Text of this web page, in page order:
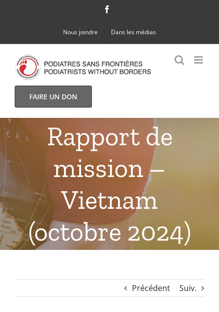
Nous joindre Dans les médias
FAIRE UN DON
Rapport de
mission –
Vietnam
(octobre 2024)
Précédent Suiv.